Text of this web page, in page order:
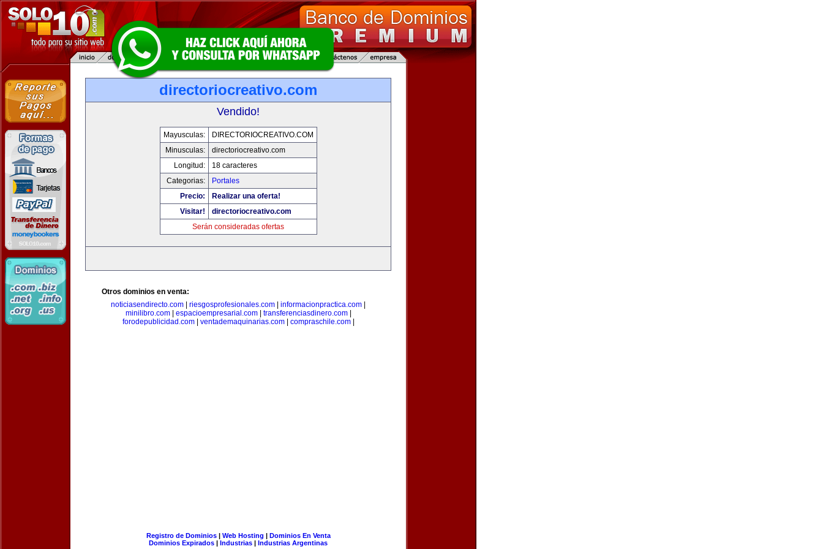
directoriocreativo.com
Vendido!
Mayusculas:
DIRECTORIOCREATIVO.COM
Minusculas:
directoriocreativo.com
Longitud:
18 caracteres
Categorias:
Portales
Precio:
Realizar una oferta!
Visitar!
directoriocreativo.com
Serán consideradas ofertas
Otros dominios en venta:
noticiasendirecto.com
riesgosprofesionales.com informacionpractica.com
minilibro.com| espacioempresarial.com| transferenciasdinero.com|
forodepublicidad.com| ventademaquinarias.com| compraschile.com|
Registro de Dominios| Web Hosting | Dominios En Venta
Dominios Expirados | Industrias | Industrias Argentinas